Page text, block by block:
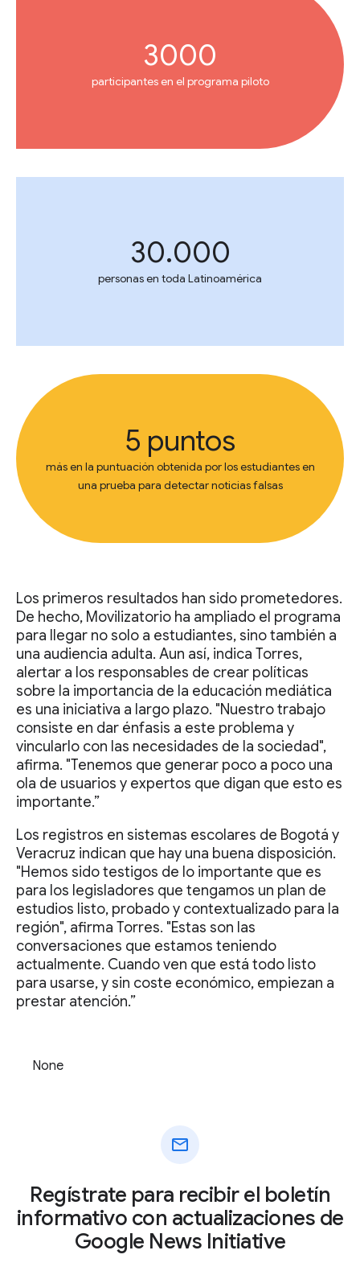
3000
participantes en el programa piloto
30.000
personas en toda Latinoamérica
5 puntos
más en la puntuación obtenida por los estudiantes en
una prueba para detectar noticias falsas
Los primeros resultados han sido prometedores.
De hecho, Movilizatorio ha ampliado el programa
para llegar no solo a estudiantes, sino también a
una audiencia adulta. Aun así, indica Torres,
alertar a los responsables de crear políticas
sobre la importancia de la educación mediática
es una iniciativa a largo plazo. "Nuestro trabajo
consiste en dar énfasis a este problema y
vincularlo con las necesidades de la sociedad",
afirma. "Tenemos que generar poco a poco una
ola de usuarios y expertos que digan que esto es
importante.”
Los registros en sistemas escolares de Bogotá y
Veracruz indican que hay una buena disposición.
"Hemos sido testigos de lo importante que es
para los legisladores que tengamos un plan de
estudios listo, probado y contextualizado para la
región", afirma Torres. "Estas son las
conversaciones que estamos teniendo
actualmente. Cuando ven que está todo listo
para usarse, y sin coste económico, empiezan a
prestar atención.”
None
mail
Regístrate para recibir el boletín
informativo con actualizaciones de
Google News Initiative